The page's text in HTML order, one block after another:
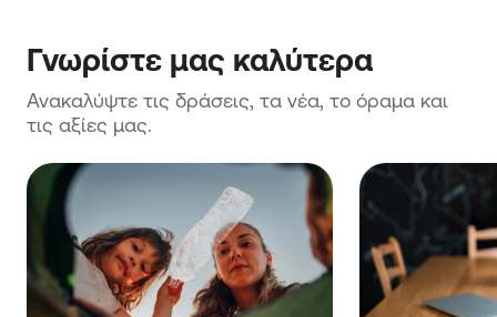
Γνωρίστε μας καλύτερα
Ανακαλύψτε τις δράσεις, τα νέα, το όραμα και
τις αξίες μας.